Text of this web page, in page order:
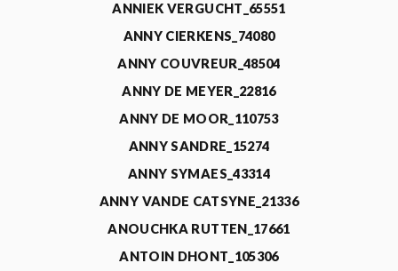
ANNIEK VERGUCHT_65551
ANNY CIERKENS_74080
ANNY COUVREUR_48504
ANNY DE MEYER_22816
ANNY DE MOOR_110753
ANNY SANDRE_15274
ANNY SYMAES_43314
ANNY VANDE CATSYNE_21336
ANOUCHKA RUTTEN_17661
ANTOIN DHONT_105306